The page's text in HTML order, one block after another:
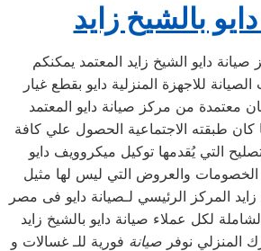
بالشيخ زايد
دايو الشيخ زايد المعتمد يمكنكم
للاجهزة المنزلية دايو بقطع غيار
طبقته الاجتماعية الحصول علي كافة
التي يُقدمها توكيل ميكروويف دايو
زايد المركز الرئيسي لـصيانة دايو فى مصر
لكل عملاء صيانة دايو بالشيخ زايد
المنزلي نوفرصيانة فورية للـ غسالات و